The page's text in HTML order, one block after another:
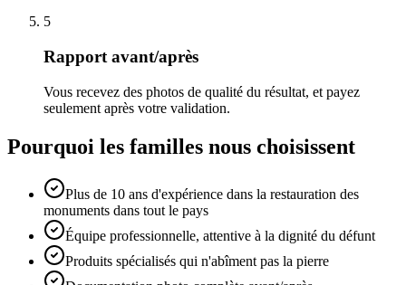
5
Rapport avant/après
Vous recevez des photos de qualité du résultat, et payez
seulement après votre validation.
Pourquoi les familles nous choisissent
Plus de 10 ans d'expérience dans la restauration des
monuments dans tout le pays
Équipe professionnelle, attentive à la dignité du défunt
Produits spécialisés qui n'abîment pas la pierre